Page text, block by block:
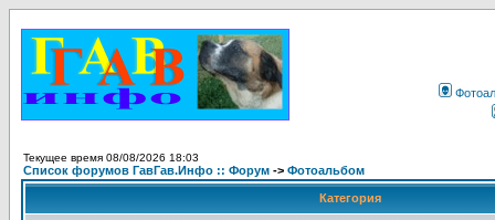
Текущее время 08/08/2026 18:03
Список форумов ГавГав.Инфо :: Форум -> Фотоальбом
Категория